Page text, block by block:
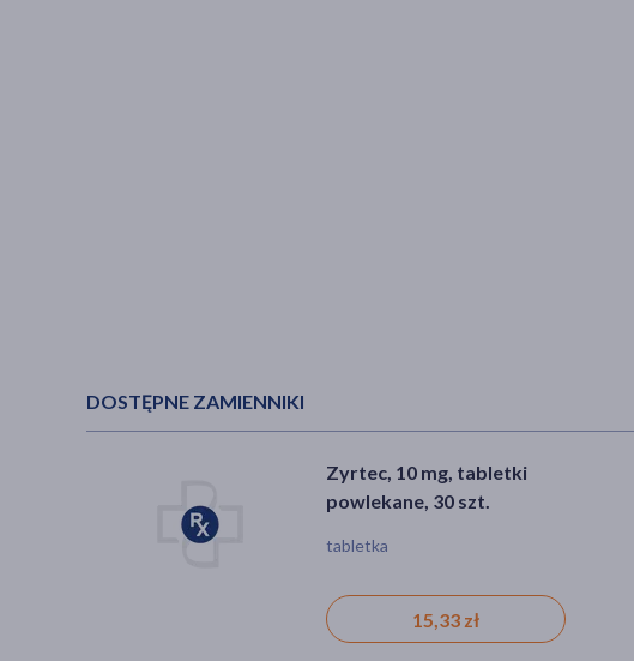
DOSTĘPNE ZAMIENNIKI
Zyrtec, 10 mg, tabletki
powlekane, 30 szt.
tabletka
15,33 zł